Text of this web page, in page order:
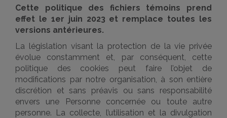
Cette politique des fichiers témoins prend
effet le 1er juin 2023 et remplace toutes les
versions antérieures.
La législation visant la protection de la vie privée
évolue constamment et, par conséquent, cette
politique des cookies peut faire l’objet de
modifications par notre organisation, à son entière
discrétion et sans préavis ou sans responsabilité
envers une Personne concernée ou toute autre
personne. La collecte, l’utilisation et la divulgation